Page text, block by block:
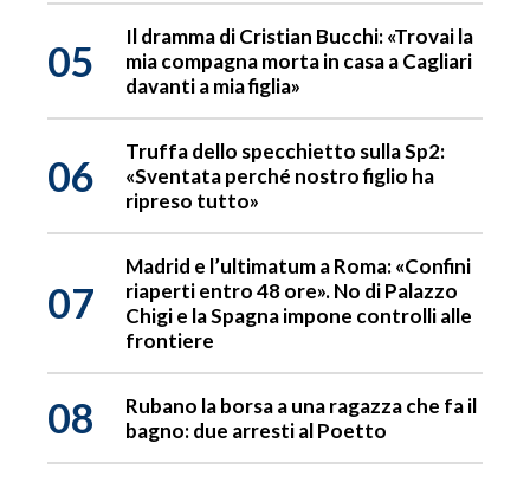
05
Il dramma di Cristian Bucchi: «Trovai la
mia compagna morta in casa a Cagliari
davanti a mia figlia»
06
Truffa dello specchietto sulla Sp2:
«Sventata perché nostro figlio ha
ripreso tutto»
07
Madrid e l’ultimatum a Roma: «Confini
riaperti entro 48 ore». No di Palazzo
Chigi e la Spagna impone controlli alle
frontiere
08
Rubano la borsa a una ragazza che fa il
bagno: due arresti al Poetto